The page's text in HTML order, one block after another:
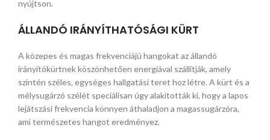
nyújtson.
ÁLLANDÓ IRÁNYÍTHATÓSÁGI KÜRT
A közepes és magas frekvenciájú hangokat az állandó
irányítókürtnek köszönhetően energiával szállítják, amely
szintén széles, egységes hallgatási teret hoz létre. A kürt és a
mélysugárzó szélét speciálisan úgy alakították ki, hogy a lapos
lejátszási frekvencia könnyen áthaladjon a magassugárzóra,
ami természetes hangot eredményez.